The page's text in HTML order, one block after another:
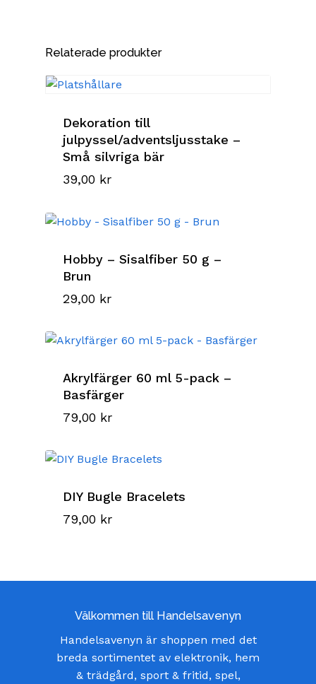
Relaterade produkter
Dekoration till
julpyssel/adventsljusstake –
Små silvriga bär
39,00 kr
Hobby – Sisalfiber 50 g –
Brun
29,00 kr
Akrylfärger 60 ml 5-pack –
Basfärger
79,00 kr
DIY Bugle Bracelets
79,00 kr
Välkommen till Handelsavenyn
Handelsavenyn är shoppen med det
breda sortimentet av elektronik, hem
& trädgård, sport & fritid, spel,